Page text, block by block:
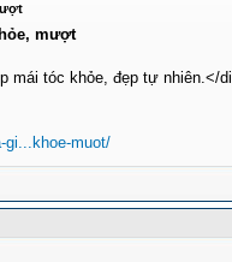
mượt
mái tóc khỏe, đẹp tự nhiên.</
gi...khoe-muot/